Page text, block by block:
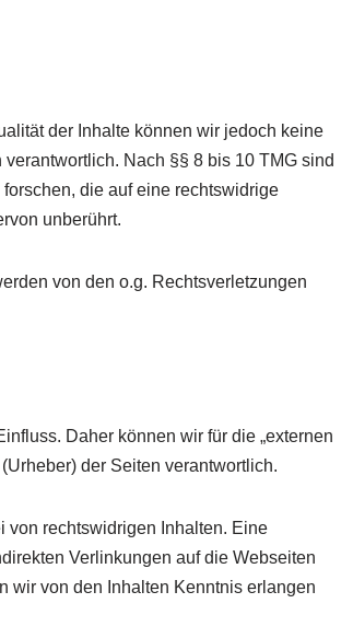
der Inhalte können wir jedoch keine
Nach §§ 8 bis 10 TMG sind
die auf eine rechtswidrige
unberührt.
von den o.g. Rechtsverletzungen
Daher können wir für die „externen
der Seiten verantwortlich.
von rechtswidrigen Inhalten. Eine
Verlinkungen auf die Webseiten
wir von den Inhalten Kenntnis erlangen